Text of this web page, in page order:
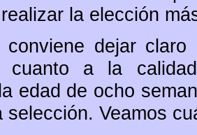
la elección
conviene dejar
cuanto a la
edad de ocho
selección. Veamos